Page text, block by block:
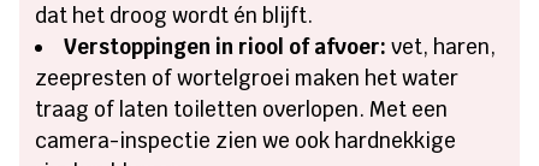
dat het droog wordt én blijft.
Verstoppingen in riool of afvoer: vet, haren,
zeepresten of wortelgroei maken het water
traag of laten toiletten overlopen. Met een
camera-inspectie zien we ook hardnekkige